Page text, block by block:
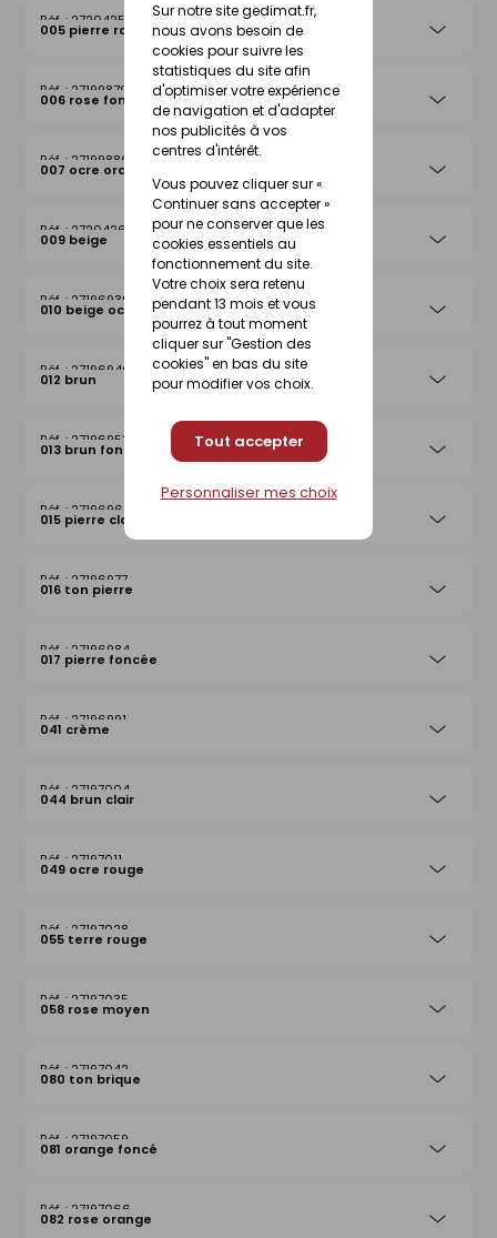
Sur notre site gedimat.fr,
nous avons besoin de
cookies pour suivre les
statistiques du site afin
d'optimiser votre expérience
de navigation et d'adapter
nos publicités à vos
centres d'intérêt.
Vous pouvez cliquer sur «
Continuer sans accepter »
pour ne conserver que les
cookies essentiels au
fonctionnement du site.
Votre choix sera retenu
pendant 13 mois et vous
pourrez à tout moment
cliquer sur "Gestion des
cookies" en bas du site
pour modifier vos choix.
Tout accepter
Personnaliser mes choix
27204252
005 pierre rosée
27199879
006 rose foncé
27199886
007 ocre orange
27204269
009 beige
27196939
010 beige ocre
27196946
012 brun
27196953
013 brun foncé
27196960
015 pierre claire
27196977
016 ton pierre
27196984
017 pierre foncée
27196991
041 crème
27197004
044 brun clair
27197011
049 ocre rouge
27197028
055 terre rouge
27197035
058 rose moyen
27197042
080 ton brique
27197059
081 orange foncé
27197066
082 rose orange